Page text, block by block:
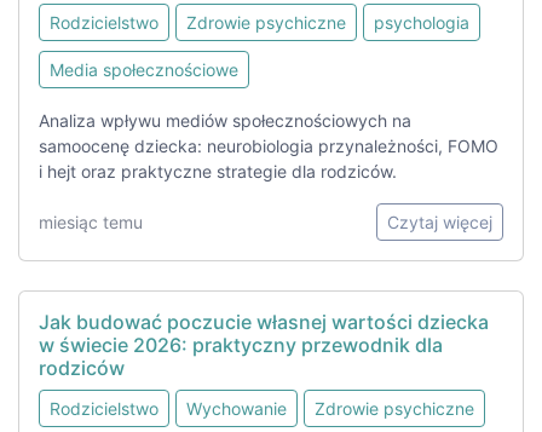
Rodzicielstwo Zdrowie psychiczne psychologia
Media społecznościowe
Analiza wpływu mediów społecznościowych na
samoocenę dziecka: neurobiologia przynależności, FOMO
i hejt oraz praktyczne strategie dla rodziców.
miesiąc temu Czytaj więcej
Jak budować poczucie własnej wartości dziecka
w świecie 2026: praktyczny przewodnik dla
rodziców
Rodzicielstwo Wychowanie Zdrowie psychiczne